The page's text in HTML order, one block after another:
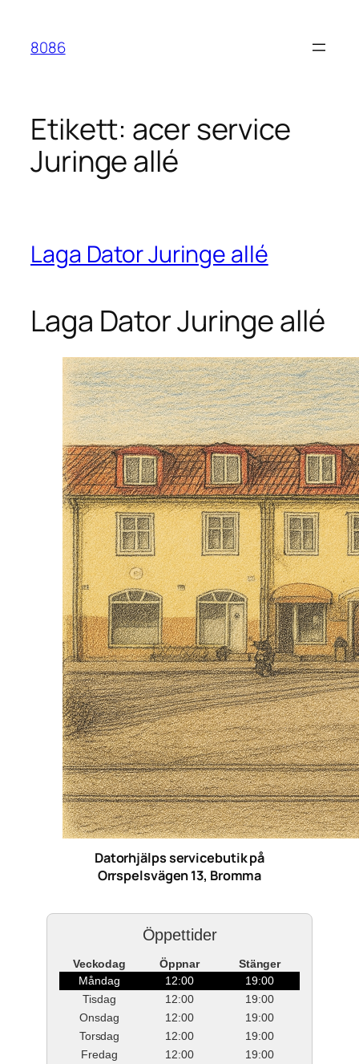
innehåll
8086
Etikett: acer service
Juringe allé
Laga Dator Juringe allé
Laga Dator Juringe allé
Datorhjälps servicebutik på
Orrspelsvägen 13, Bromma
Öppettider
Veckodag Öppnar
Stänger
Måndag
12:00
19:00
Tisdag
12:00
19:00
Onsdag
12:00
19:00
Torsdag
12:00
19:00
Fredag
12:00
19:00